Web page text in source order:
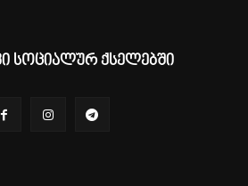
სოციალურ ქსელებში